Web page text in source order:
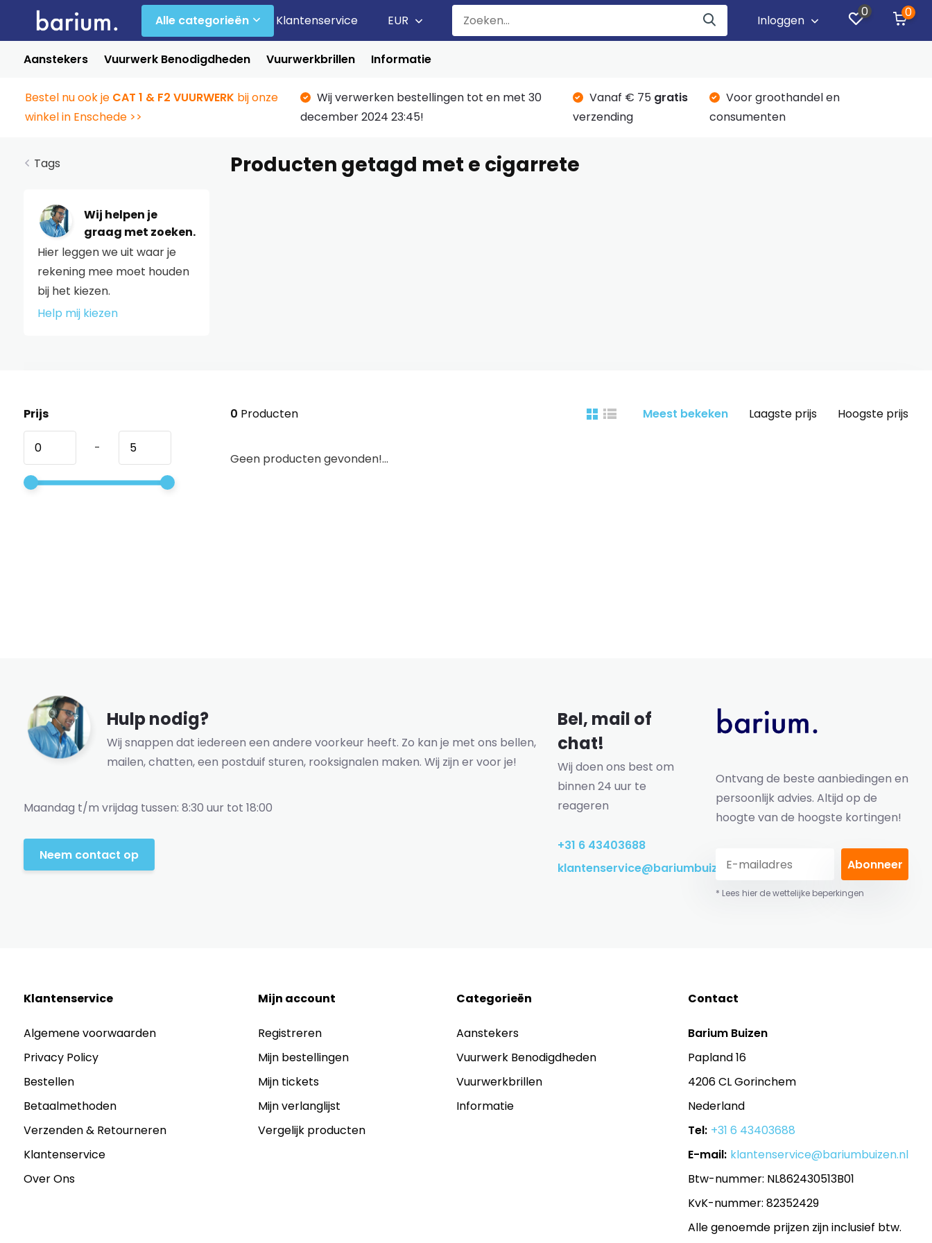
Alle categorieën Klantenservice EUR Inloggen
0 0
Aanstekers Vuurwerk Benodigdheden Vuurwerkbrillen Informatie
Bestel nu ook je CAT 1 & F2 VUURWERK bij onze
winkel in Enschede >>
Wij verwerken bestellingen tot en met 30
december 2024 23:45!
Vanaf € 75 gratis
verzending
Voor groothandel en
consumenten
Tags
Wij helpen je
graag met zoeken.
Hier leggen we uit waar je
rekening mee moet houden
bij het kiezen.
Help mij kiezen
Producten getagd met e cigarrete
Prijs
-
0 Producten Meest bekeken Laagste prijs Hoogste prijs
Geen producten gevonden!...
Hulp nodig?
Wij snappen dat iedereen een andere voorkeur heeft. Zo kan je met ons bellen,
mailen, chatten, een postduif sturen, rooksignalen maken. Wij zijn er voor je!
Maandag t/m vrijdag tussen: 8:30 uur tot 18:00
Neem contact op
Bel, mail of
chat!
Wij doen ons best om
binnen 24 uur te
reageren
+31 6 43403688
klantenservice@bariumbuizen.nl
Ontvang de beste aanbiedingen en
persoonlijk advies. Altijd op de
hoogte van de hoogste kortingen!
Abonneer
* Lees hier de wettelijke beperkingen
Klantenservice
Algemene voorwaarden
Privacy Policy
Bestellen
Betaalmethoden
Verzenden & Retourneren
Klantenservice
Over Ons
Mijn account
Registreren
Mijn bestellingen
Mijn tickets
Mijn verlanglijst
Vergelijk producten
Categorieën
Aanstekers
Vuurwerk Benodigdheden
Vuurwerkbrillen
Informatie
Contact
Barium Buizen
Papland 16
4206 CL Gorinchem
Nederland
Tel: +31 6 43403688
E-mail: klantenservice@bariumbuizen.nl
Btw-nummer: NL862430513B01
KvK-nummer: 82352429
Alle genoemde prijzen zijn inclusief btw.